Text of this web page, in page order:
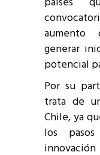
aumento
generar
potencial
Por su
trata de
Chile, ya
los